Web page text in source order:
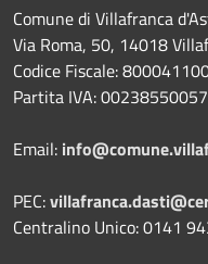
Comune di Villafranca
Via Roma, 50, 14018
Codice Fiscale:
Partita IVA: 00238550057
Email:
PEC:
Centralino Unico: 0141